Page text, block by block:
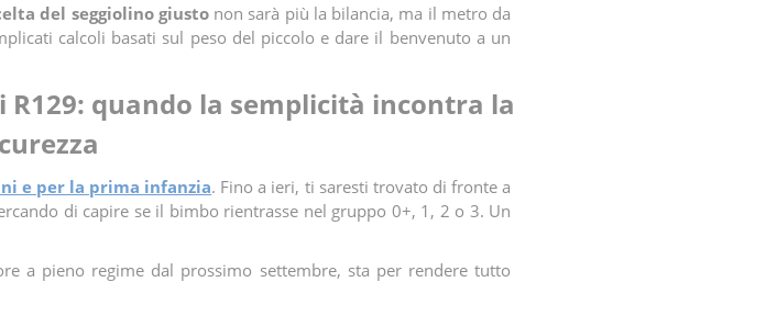
del seggiolino giustonon sarà più la bilancia, ma il metro da
calcoli basati sul peso del piccolo e dare il benvenuto a un
quando la semplicità incontra la
e per la prima infanzia. Fino a ieri, ti saresti trovato di fronte a
di capire se il bimbo rientrasse nel gruppo 0+, 1, 2 o 3. Un
a pieno regime dal prossimo settembre, sta per rendere tutto